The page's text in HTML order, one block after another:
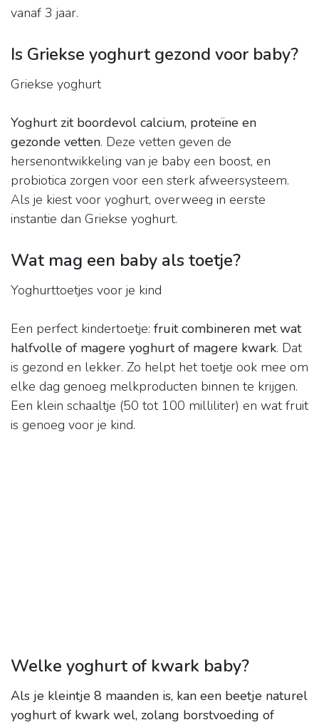
vanaf 3 jaar.
Is Griekse yoghurt gezond voor baby?
Griekse yoghurt
Yoghurt zit boordevol calcium, proteïne en
gezonde vetten. Deze vetten geven de
hersenontwikkeling van je baby een boost, en
probiotica zorgen voor een sterk afweersysteem.
Als je kiest voor yoghurt, overweeg in eerste
instantie dan Griekse yoghurt.
Wat mag een baby als toetje?
Yoghurttoetjes voor je kind
Een perfect kindertoetje: fruit combineren met wat
halfvolle of magere yoghurt of magere kwark. Dat
is gezond en lekker. Zo helpt het toetje ook mee om
elke dag genoeg melkproducten binnen te krijgen.
Een klein schaaltje (50 tot 100 milliliter) en wat fruit
is genoeg voor je kind.
Welke yoghurt of kwark baby?
Als je kleintje 8 maanden is, kan een beetje naturel
yoghurt of kwark wel, zolang borstvoeding of